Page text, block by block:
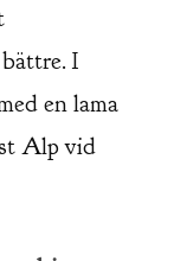
I
en lama
Alp vid